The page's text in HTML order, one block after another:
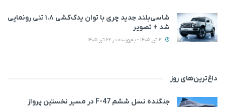
شاسی‌بلند جدید چری با توان یدک‌کشی ۱.۸ تنی رونمایی
شد + تصویر
داغ‌ترین‌های روز
جنگنده نسل ششم F-47 در مسیر نخستین پرواز